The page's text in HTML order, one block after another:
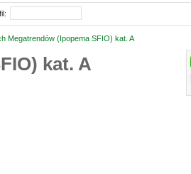
Megatrendów (Ipopema SFIO) kat. A
kat. A